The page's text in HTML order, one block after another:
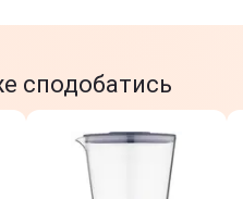
сподобатись